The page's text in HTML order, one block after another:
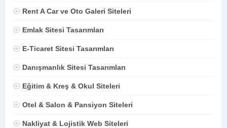
Rent A Car ve Oto Galeri Siteleri
Emlak Sitesi Tasarımları
E-Ticaret Sitesi Tasarımları
Danışmanlık Sitesi Tasarımları
Eğitim & Kreş & Okul Siteleri
Otel & Salon & Pansiyon Siteleri
Nakliyat & Lojistik Web Siteleri